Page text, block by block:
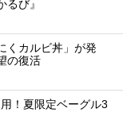
び』
くカルビ丼」が発
の復活
！夏限定ベーグル3